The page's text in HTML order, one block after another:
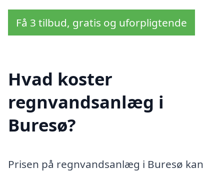
Få 3 tilbud, gratis og uforpligtende
Hvad koster
regnvandsanlæg i
Buresø?
Prisen på regnvandsanlæg i Buresø kan